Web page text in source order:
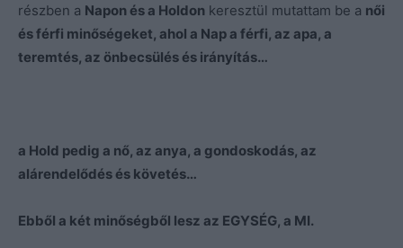
részben a Napon és a Holdon keresztül mutattam be a női
és férfi minőségeket, ahol a Nap a férfi, az apa, a
teremtés, az önbecsülés és irányítás…
a Hold pedig a nő, az anya, a gondoskodás, az
alárendelődés és követés…
Ebből a két minőségből lesz az EGYSÉG, a MI.